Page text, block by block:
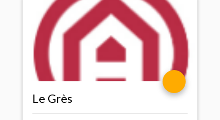
Le Grès